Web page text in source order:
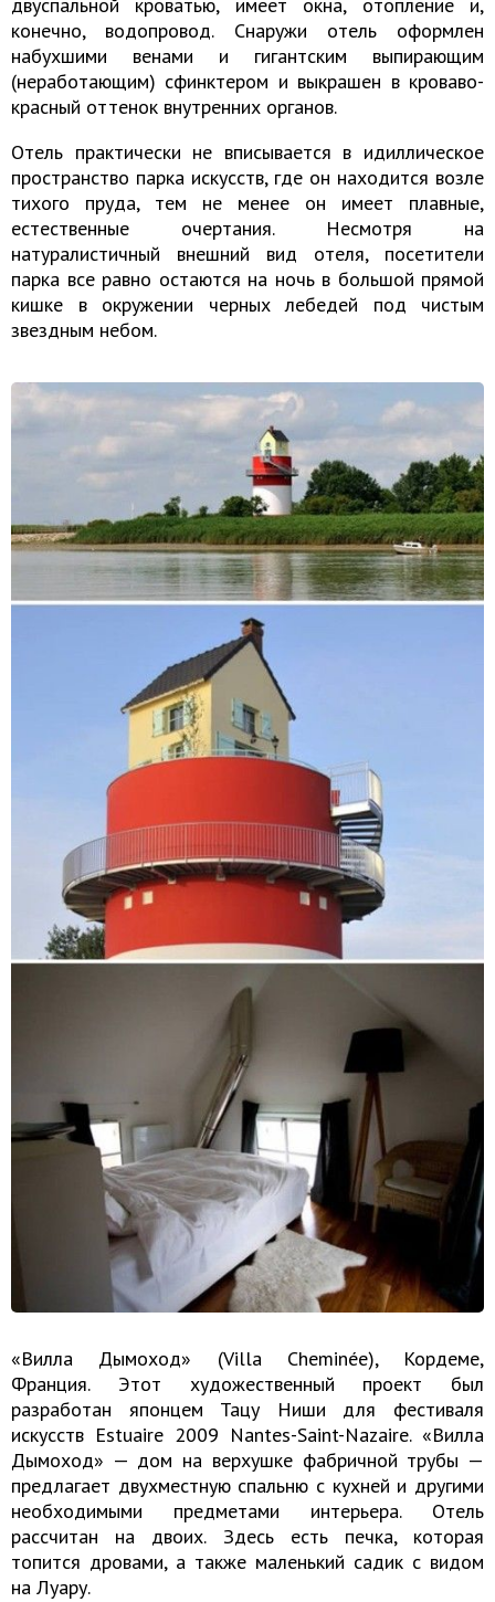
двуспальной кроватью, имеет окна, отопление и,
конечно, водопровод. Снаружи отель оформлен
набухшими венами и гигантским выпирающим
(неработающим) сфинктером и выкрашен в кроваво-
красный оттенок внутренних органов.
Отель практически не вписывается в идиллическое
пространство парка искусств, где он находится возле
тихого пруда, тем не менее он имеет плавные,
естественные очертания. Несмотря на
натуралистичный внешний вид отеля, посетители
парка все равно остаются на ночь в большой прямой
кишке в окружении черных лебедей под чистым
звездным небом.
«Вилла Дымоход» (Villa Cheminée), Кордеме,
Франция. Этот художественный проект был
разработан японцем Тацу Ниши для фестиваля
искусств Estuaire 2009 Nantes-Saint-Nazaire. «Вилла
Дымоход» — дом на верхушке фабричной трубы —
предлагает двухместную спальню с кухней и другими
необходимыми предметами интерьера. Отель
рассчитан на двоих. Здесь есть печка, которая
топится дровами, а также маленький садик с видом
на Луару.